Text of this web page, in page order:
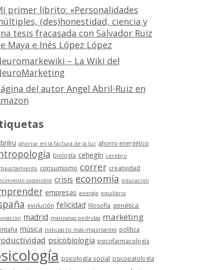
primer librito: «Personalidades
(des)honestidad, ciencia y
tesis fracasada con Salvador Ruiz
Maya e Inés López López
– La Wiki del
del autor Angel Abril-Ruiz en
ahorrar en la factura de la luz ahorro energético
biología cehegín cerebro
consumismo correr creatividad
sostenible crisis economía educación
empresas energía equilibrio
evolución felicidad filosofía genética
madrid manzanas podridas marketing
música noticias tic más importantes política
psicobiología psicofarmacología
psicología social psicopatología